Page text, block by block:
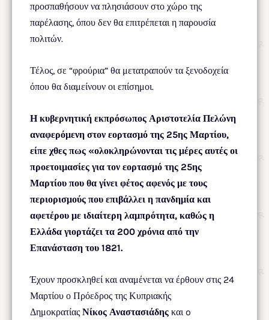
προσπαθήσουν να πλησιάσουν στο χώρο της
παρέλασης, όπου δεν θα επιτρέπεται η παρουσία
πολιτών.
Τέλος, σε “φρούρια” θα μετατραπούν τα ξενοδοχεία
όπου θα διαμείνουν οι επίσημοι.
Η κυβερνητική εκπρόσωπος Αριστοτελία Πελώνη
αναφερόμενη στον εορτασμό της 25ης Μαρτίου,
είπε χθες πως «ολοκληρώνονται τις μέρες αυτές οι
προετοιμασίες για τον εορτασμό της 25ης
Μαρτίου που θα γίνει φέτος αφενός με τους
περιορισμούς που επιβάλλει η πανδημία και
αφετέρου με ιδιαίτερη λαμπρότητα, καθώς η
Ελλάδα γιορτάζει τα 200 χρόνια από την
Επανάσταση του 1821.
Έχουν προσκληθεί και αναμένεται να έρθουν στις 24
Μαρτίου ο Πρόεδρος της Κυπριακής
Δημοκρατίας Νίκος Αναστασιάδης και o